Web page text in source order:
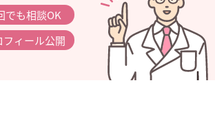
でも相談OK
ィール公開